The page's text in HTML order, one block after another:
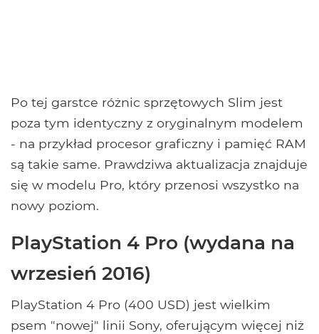
Po tej garstce różnic sprzętowych Slim jest
poza tym identyczny z oryginalnym modelem
- na przykład procesor graficzny i pamięć RAM
są takie same. Prawdziwa aktualizacja znajduje
się w modelu Pro, który przenosi wszystko na
nowy poziom.
PlayStation 4 Pro (wydana na
wrzesień 2016)
PlayStation 4 Pro (400 USD) jest wielkim
psem "nowej" linii Sony, oferującym więcej niż